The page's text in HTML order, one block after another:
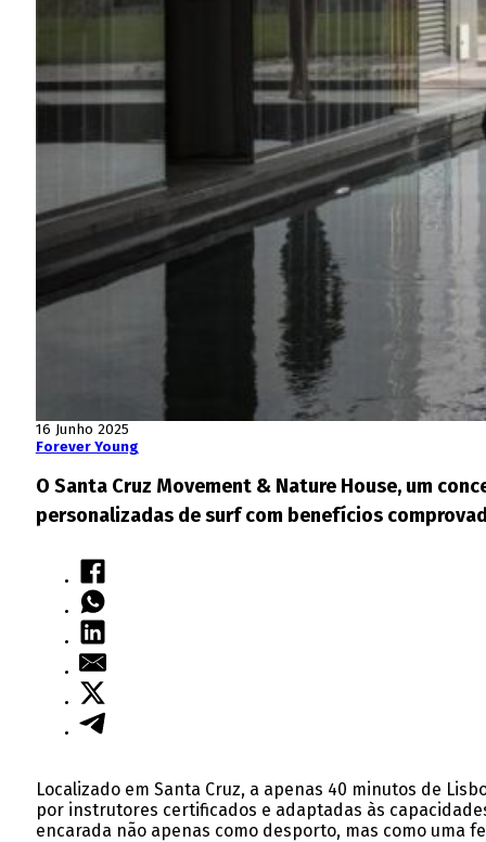
16 Junho 2025
Forever Young
O Santa Cruz Movement & Nature House, um
personalizadas de surf com benefícios
Localizado em Santa Cruz, a apenas 40 minutos de
por instrutores certificados e adaptadas às
encarada não apenas como desporto, mas como uma